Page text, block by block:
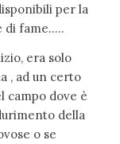
per la
di fame…..
era solo
, ad un certo
campo dove è
della
o se